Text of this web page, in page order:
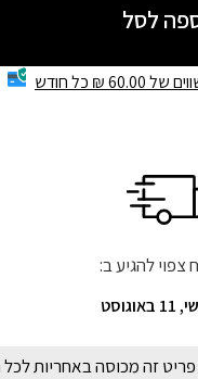
לסל
צפוי להגיע ב: